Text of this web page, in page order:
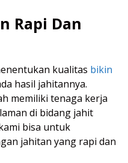
Rapi Dan
kualitas bikin
hasil jahitannya.
memiliki tenaga kerja
di bidang jahit
bisa untuk
jahitan yang rapi dan